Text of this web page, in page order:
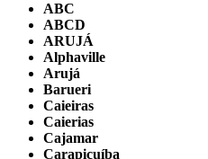
ABC
ABCD
ARUJÁ
Alphaville
Arujá
Barueri
Caieiras
Caierias
Cajamar
Carapicuíba